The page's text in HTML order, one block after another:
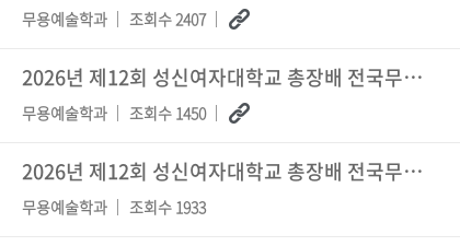
무용예술학과 조회수 2407
2026년 제12회 성신여자대학교 총장배 전국무용경연대회 부문별 입실 및 경연예상시간
무용예술학과 조회수 1450
2026년 제12회 성신여자대학교 총장배 전국무용경연대회 접수 기간 연장 안내
무용예술학과 조회수 1933